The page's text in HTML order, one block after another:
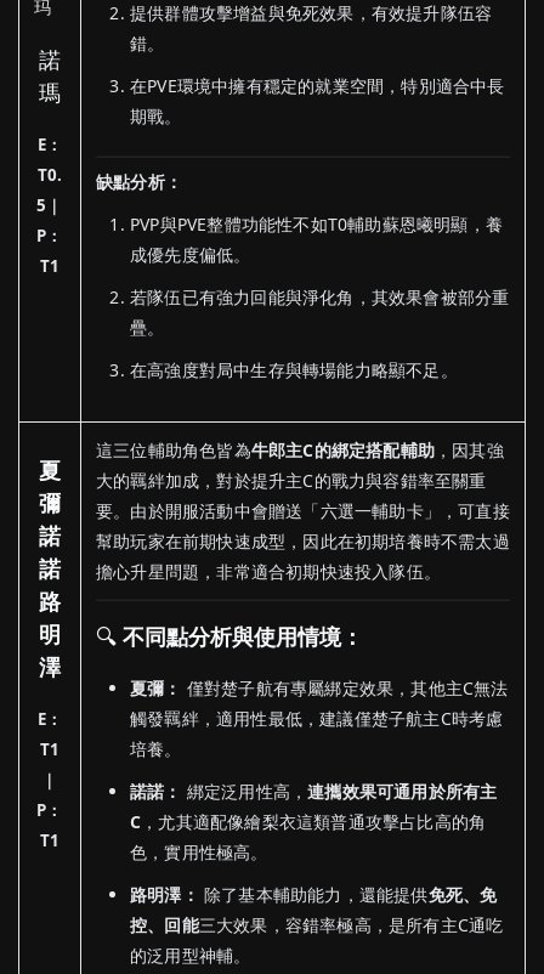
諾
瑪
E：
T0.
5｜
P：
T1
提供群體攻擊增益與免死效果，有效提升隊伍容
錯。
在PVE環境中擁有穩定的就業空間，特別適合中長
期戰。
缺點分析：
PVP與PVE整體功能性不如T0輔助蘇恩曦明顯，養
成優先度偏低。
若隊伍已有強力回能與淨化角，其效果會被部分重
疊。
在高強度對局中生存與轉場能力略顯不足。
夏
彌
諾
諾
路
明
澤
E：
T1
｜
P：
T1
這三位輔助角色皆為牛郎主C的綁定搭配輔助 ，因其強
大的羈絆加成，對於提升主C的戰力與容錯率至關重
要。由於開服活動中會贈送「六選一輔助卡」，可直接
幫助玩家在前期快速成型，因此在初期培養時不需太過
擔心升星問題，非常適合初期快速投入隊伍。
🔍 不同點分析與使用情境：
夏彌： 僅對楚子航有專屬綁定效果，其他主C無法
觸發羈絆，適用性最低，建議僅楚子航主C時考慮
培養。
諾諾： 綁定泛用性高，連攜效果可通用於所有主
C ，尤其適配像繪梨衣這類普通攻擊占比高的角
色，實用性極高。
路明澤： 除了基本輔助能力，還能提供免死、免
控、回能三大效果，容錯率極高，是所有主C通吃
的泛用型神輔。